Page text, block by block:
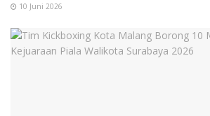
10 Juni 2026